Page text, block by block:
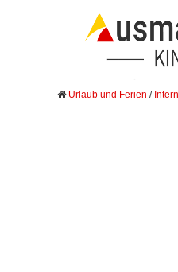
Urlaub und Ferien /